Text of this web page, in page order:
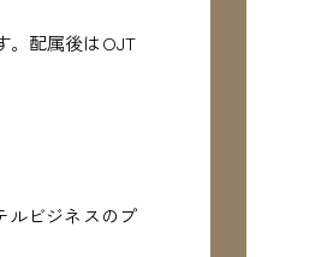
。配属後はOJT
ルビジネスのプ